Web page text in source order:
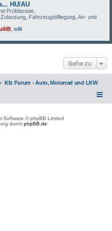
HU/AU
Prüfdienste.
Fahrzeugstilllegung, An- und
willi
Gehe zu
Kfz Forum - Auto, Motorrad und LKW
Software © phpBB Limited
durch phpBB.de